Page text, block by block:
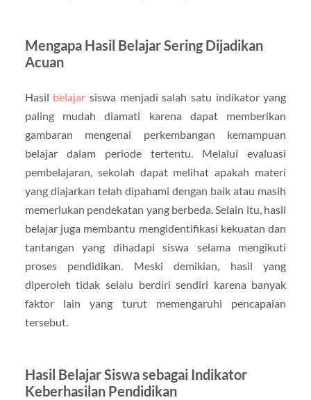
Mengapa Hasil Belajar Sering Dijadikan
Acuan
Hasil belajar siswa menjadi salah satu indikator yang
paling mudah diamati karena dapat memberikan
gambaran mengenai perkembangan kemampuan
belajar dalam periode tertentu. Melalui evaluasi
pembelajaran, sekolah dapat melihat apakah materi
yang diajarkan telah dipahami dengan baik atau masih
memerlukan pendekatan yang berbeda. Selain itu, hasil
belajar juga membantu mengidentifikasi kekuatan dan
tantangan yang dihadapi siswa selama mengikuti
proses pendidikan. Meski demikian, hasil yang
diperoleh tidak selalu berdiri sendiri karena banyak
faktor lain yang turut memengaruhi pencapaian
tersebut.
Hasil Belajar Siswa sebagai Indikator
Keberhasilan Pendidikan